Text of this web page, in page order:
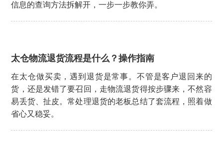
信息的查询方法拆解开，一步一步教你弄。
太仓物流退货流程是什么？操作指南
在太仓做买卖，遇到退货是常事。不管是客户退回来的
货，还是发错了要召回，走物流退货得按步骤来，不然容
易丢货、扯皮。常处理退货的老板总结了套流程，照着做
省心又稳妥。